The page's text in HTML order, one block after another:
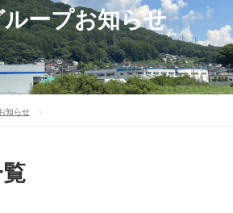
ープお知らせ
知らせ